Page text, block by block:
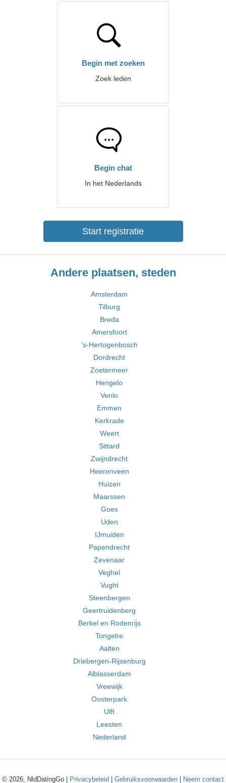
Begin met zoeken
Zoek leden
Begin chat
In het Nederlands
Start registratie
Andere plaatsen, steden
Amsterdam
Tilburg
Breda
Amersfoort
's-Hertogenbosch
Dordrecht
Zoetermeer
Hengelo
Venlo
Emmen
Kerkrade
Weert
Sittard
Zwijndrecht
Heerenveen
Huizen
Maarssen
Goes
Uden
IJmuiden
Papendrecht
Zevenaar
Veghel
Vught
Steenbergen
Geertruidenberg
Berkel en Rodenrijs
Tongelre
Aalten
Driebergen-Rijsenburg
Alblasserdam
Vreewijk
Oosterpark
Ulft
Leesten
Nederland
© 2026, NldDatingGo | Privacybeleid Gebruiksvoorwaarden Neem contact